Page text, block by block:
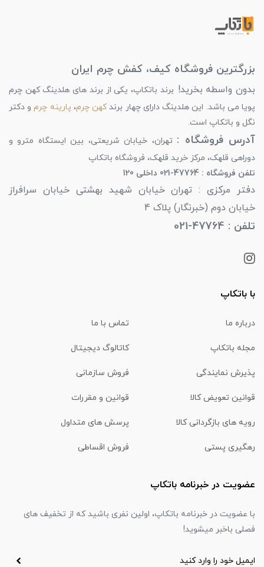
بزرگترین فروشگاه کیف، کفش چرم ایران
بدون واسطه بخرید! برند باتکاپ، یکی از برند های هلدینگ کهن چرم
پویا می باشد. این هلدینگ دارای چهار برندکهن چرم، پارینه چرمو دکتر
نگل و باتکاپ است.
آدرس فروشگاه : تهران، خیابان شریعتی، بین ایستگاه مترو و
دوراهی قلهک، مرکز خرید قلهک، فروشگاه باتکاپ
تلفن فروشگاه : 47764-021 داخلی 120
دفتر مرکزی : تهران خیابان شهید بهشتی خیابان سرافراز
خیابان دوم (خبرنگار) پلاک 4
تلفن : 47764-021
با باتکاپ
درباره ما تماس با ما
مجله باتکاپ کاتالوگ دیجیتال
پذیرش نمایندگی فروش سازمانی
قوانین تعویض کالا قوانین و مقررات
رویه های بازگردانی کالا پرسش های متداول
رهگیری پستی فروش اقساطی
عضویت در خبرنامه باتکاپ
با عضویت در خبرنامه باتکاپ، اولین نفری باشید که از تخفیف های
فصلی باخبر میشوید!